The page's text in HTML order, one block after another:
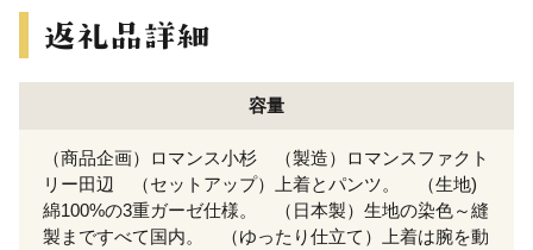
容量
（商品企画）ロマンス小杉 （製造）ロマンスファクト
リー田辺 （セットアップ）上着とパンツ。 （生地)
綿100%の3重ガーゼ仕様。 （日本製）生地の染色～縫
製まですべて国内。 （ゆったり仕立て）上着は腕を動